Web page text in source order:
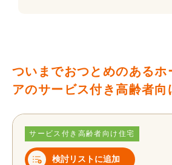
ついまでおつとめのあるホ
アのサービス付き高齢者向
サービス付き高齢者向け住宅
検討リストに追加